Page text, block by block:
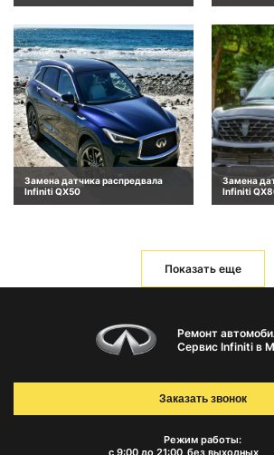
Замена датчика распредвала
Infiniti QX50
Замена
Infiniti
Показать еще
Ремонт
Сервис Infiniti в
Режим работы:
с 9:00 до 21:00 без выходных
Заказать звонок